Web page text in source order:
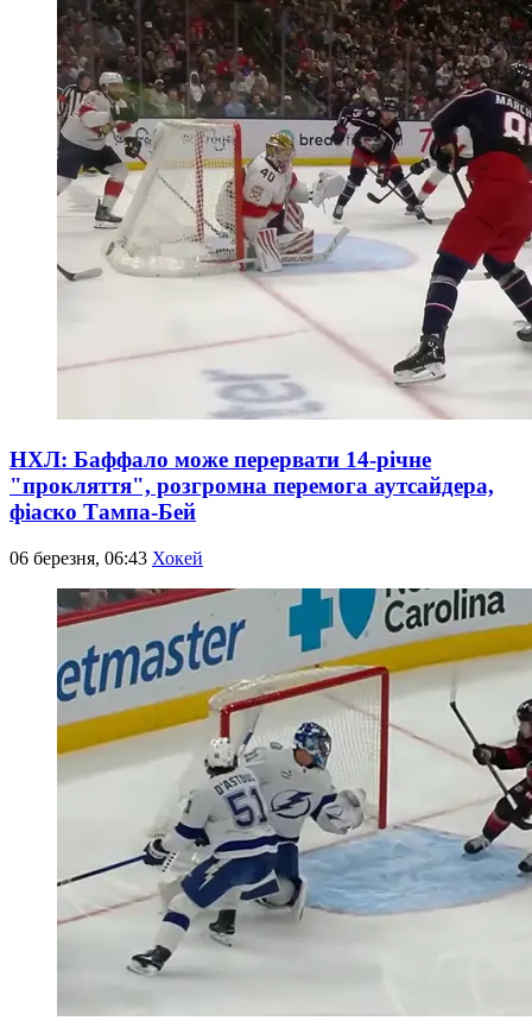
НХЛ: Баффало може перервати 14-річне
"прокляття", розгромна перемога аутсайдера,
фіаско Тампа-Бей
06 березня, 06:43 Хокей